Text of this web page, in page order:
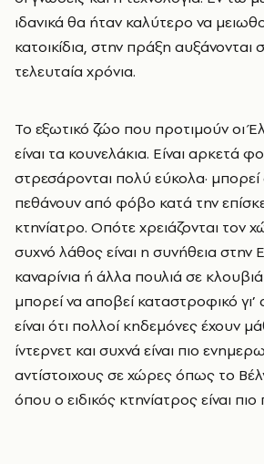
ιδανικά θα ήταν καλύτερο να
κατοικίδια, στην πράξη αυξάνονται
τελευταία χρόνια.
Το εξωτικό ζώο που προτιμούν οι
είναι τα κουνελάκια. Είναι αρκετά
στρεσάρονται πολύ εύκολα· μπορεί
πεθάνουν από φόβο κατά την
κτηνίατρο. Οπότε χρειάζονται τον
συχνό λάθος είναι η συνήθεια
καναρίνια ή άλλα πουλιά σε
μπορεί να αποβεί καταστροφικό γι’
είναι ότι πολλοί κηδεμόνες έχουν
ίντερνετ και συχνά είναι πιο
αντίστοιχους σε χώρες όπως το
όπου ο ειδικός κτηνίατρος είναι